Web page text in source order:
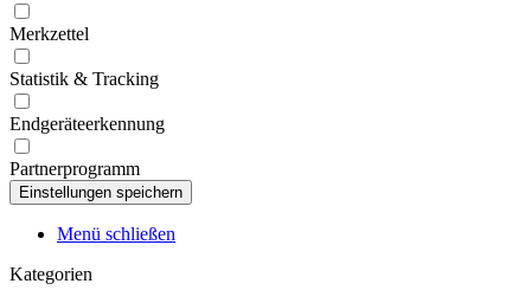
Merkzettel
Statistik & Tracking
Endgeräteerkennung
Partnerprogramm
Menü schließen
Kategorien